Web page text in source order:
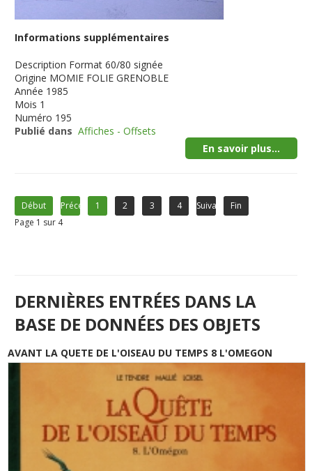
Informations supplémentaires
Description Format 60/80 signée
Origine MOMIE FOLIE GRENOBLE
Année 1985
Mois 1
Numéro 195
Publié dans Affiches - Offsets
En savoir plus...
Début Précédent1 2 3 4 Suivant
Fin
Page 1 sur 4
DERNIÈRES ENTRÉES DANS LA
BASE DE DONNÉES DES OBJETS
AVANT LA QUETE DE L'OISEAU DU TEMPS 8 L'OMEGON